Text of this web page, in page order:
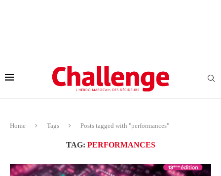
Home Tags Posts tagged with "performances"
TAG: PERFORMANCES